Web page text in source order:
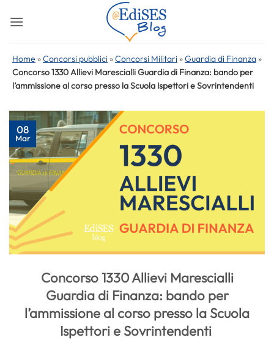
Home »Concorsi pubblici »Concorsi Militari »Guardia di Finanza »
Concorso 1330 Allievi Marescialli Guardia di Finanza: bando per
l’ammissione al corso presso la Scuola Ispettori e Sovrintendenti
08
Mar
Concorso 1330 Allievi Marescialli
Guardia di Finanza: bando per
l’ammissione al corso presso la Scuola
Ispettori e Sovrintendenti